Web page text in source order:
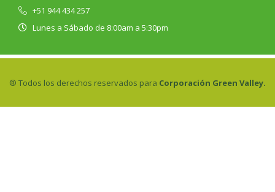
+51 944 434 257
Lunes a Sábado de 8:00am a 5:30pm
® Todos los derechos reservados para Corporación Green Valley.